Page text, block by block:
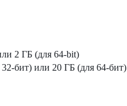
2 ГБ (для 64-bit)
бит) или 20 ГБ (для 64-бит)